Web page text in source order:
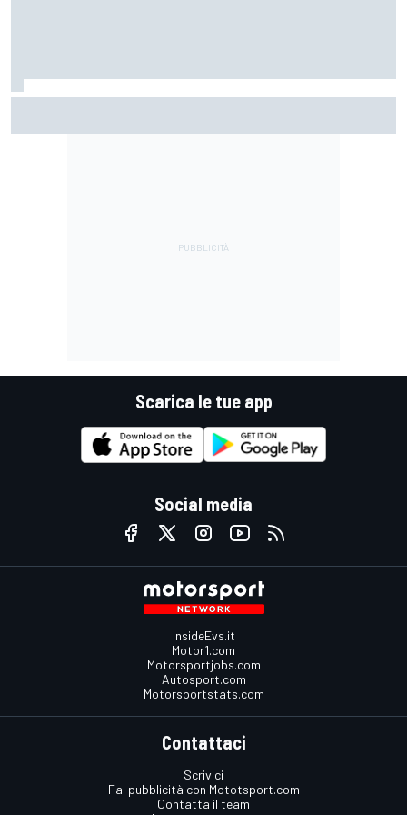
Scarica le tue app
Social media
InsideEvs.it
Motor1.com
Motorsportjobs.com
Autosport.com
Motorsportstats.com
Contattaci
Scrivici
Fai pubblicità con Mototsport.com
Contatta il team